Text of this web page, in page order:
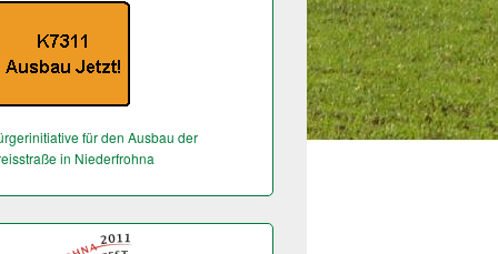
für den Ausbau der
in Niederfrohna